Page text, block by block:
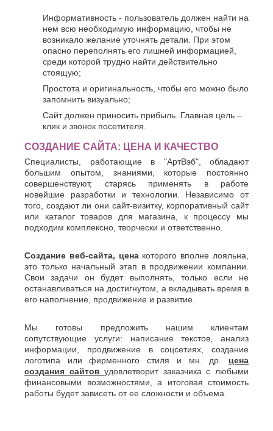
Информативность - пользователь должен найти на
нем всю необходимую информацию, чтобы не
возникало желание уточнять детали. При этом
опасно переполнять его лишней информацией,
среди которой трудно найти действительно
стоящую;
Простота и оригинальность, чтобы его можно было
запомнить визуально;
Сайт должен приносить прибыль. Главная цель –
клик и звонок посетителя.
СОЗДАНИЕ САЙТА: ЦЕНА И КАЧЕСТВО
Специалисты, работающие в "АртВэб", обладают
большим опытом, знаниями, которые постоянно
совершенствуют, старясь применять в работе
новейшие разработки и технологии. Независимо от
того, создают ли они сайт-визитку, корпоративный сайт
или каталог товаров для магазина, к процессу мы
подходим комплексно, творчески и ответственно.
Создание веб-сайта, ценакоторого вполне лояльна,
это только начальный этап в продвижении компании.
Свои задачи он будет выполнять, только если не
останавливаться на достигнутом, а вкладывать время в
его наполнение, продвижение и развитие.
Мы готовы предложить нашим клиентам
сопутствующие услуги: написание текстов, анализ
информации, продвижение в соцсетиях, создание
логотипа или фирменного стиля и мн. др. цена
создания сайтовудовлетворит заказчика с любыми
финансовыми возможностями, а итоговая стоимость
работы будет зависеть от ее сложности и объема.